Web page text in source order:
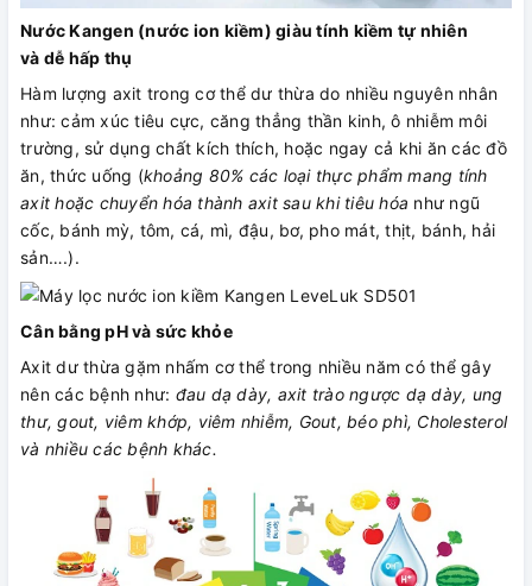
Nước Kangen (nước ion kiềm) giàu tính kiềm tự nhiên
và dễ hấp thụ
Hàm lượng axit trong cơ thể dư thừa do nhiều nguyên nhân
như: cảm xúc tiêu cực, căng thẳng thần kinh, ô nhiễm môi
trường, sử dụng chất kích thích, hoặc ngay cả khi ăn các đồ
ăn, thức uống (khoảng 80% các loại thực phẩm mang tính
axit hoặc chuyển hóa thành axit sau khi tiêu hóa như ngũ
cốc, bánh mỳ, tôm, cá, mì, đậu, bơ, pho mát, thịt, bánh, hải
sản….).
Cân bằng pH và sức khỏe
Axit dư thừa gặm nhấm cơ thể trong nhiều năm có thể gây
nên các bệnh như: đau dạ dày, axit trào ngược dạ dày, ung
thư, gout, viêm khớp, viêm nhiễm, Gout, béo phì, Cholesterol
và nhiều các bệnh khác.